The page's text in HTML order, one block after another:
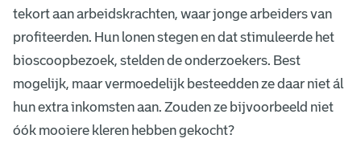
tekort aan arbeidskrachten, waar jonge arbeiders van
profiteerden. Hun lonen stegen en dat stimuleerde het
bioscoopbezoek, stelden de onderzoekers. Best
mogelijk, maar vermoedelijk besteedden ze daar niet ál
hun extra inkomsten aan. Zouden ze bijvoorbeeld niet
óók mooiere kleren hebben gekocht?